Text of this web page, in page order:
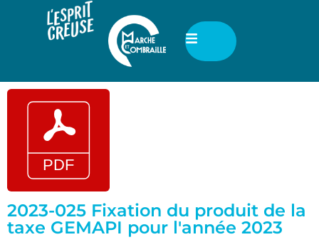
2023-025 Fixation du produit de la
taxe GEMAPI pour l'année 2023